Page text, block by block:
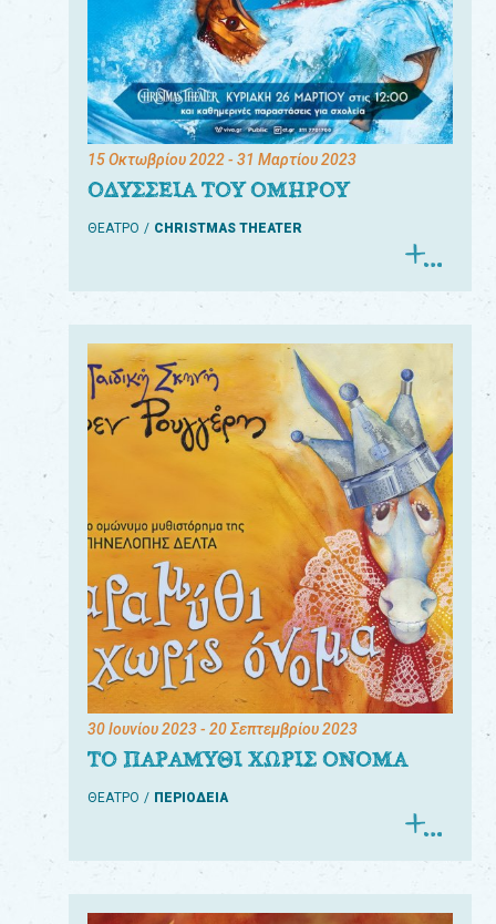
15 Οκτωβρίου 2022- 31 Μαρτίου 2023
ΟΔΥΣΣΕΙΑ ΤΟΥ ΟΜΗΡΟΥ
ΘΕΑΤΡΟ CHRISTMAS THEATER
30 Ιουνίου 2023- 20 Σεπτεμβρίου 2023
ΤΟ ΠΑΡΑΜΥΘΙ ΧΩΡΙΣ ΟΝΟΜΑ
ΘΕΑΤΡΟ ΠΕΡΙΟΔΕΙΑ